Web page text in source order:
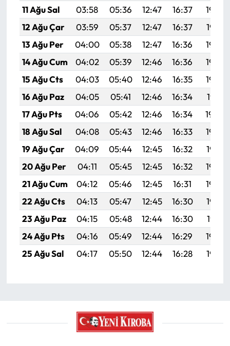
11 Ağu Sal
03:58 05:36 12:47 16:37
19:48
12 Ağu Çar
03:59 05:37 12:47 16:37
19:47
13 Ağu Per
04:00 05:38 12:47 16:36
19:46
14 Ağu Cum
04:02 05:39 12:46 16:36
19:44
15 Ağu Cts
04:03 05:40 12:46 16:35
19:43
16 Ağu Paz
04:05 05:41 12:46 16:34
19:41
17 Ağu Pts
04:06 05:42 12:46 16:34
19:40
18 Ağu Sal
04:08 05:43 12:46 16:33
19:39
19 Ağu Çar
04:09 05:44 12:45 16:32
19:37
20 Ağu Per
04:11 05:45 12:45 16:32
19:36
21 Ağu Cum
04:12 05:46 12:45 16:31
19:34
22 Ağu Cts
04:13 05:47 12:45 16:30
19:33
23 Ağu Paz
04:15 05:48 12:44 16:30
19:31
24 Ağu Pts
04:16 05:49 12:44 16:29
19:30
25 Ağu Sal
04:17 05:50 12:44 16:28 19:28